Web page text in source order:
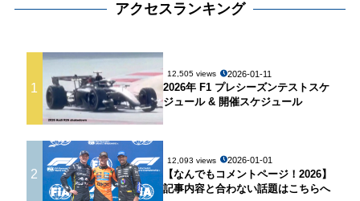
アクセスランキング
1
12,505 views 2026-01-11
2026年 F1 プレシーズンテストスケ
ジュール & 開催スケジュール
2
12,093 views 2026-01-01
【なんでもコメントページ！2026】
記事内容と合わない話題はこちらへ